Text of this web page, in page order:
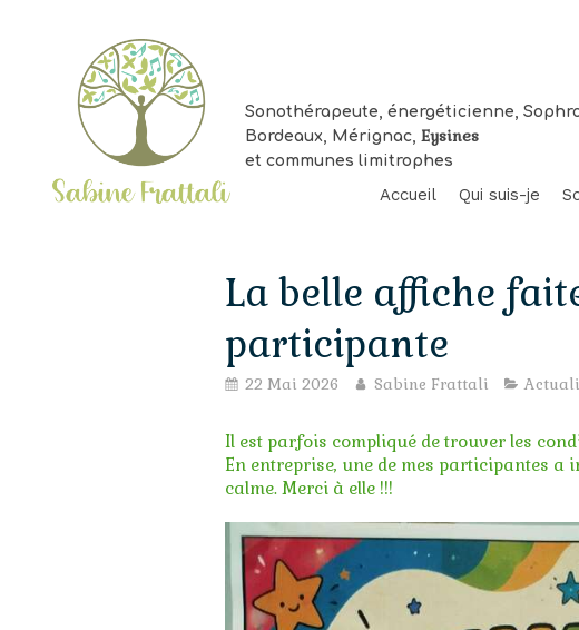
Sonothérapeute, énergéticienne,
Bordeaux, Mérignac, Eysines
et communes limitrophes
Accueil Qui suis-je
La belle affiche
participante
22 Mai 2026 Sabine Frattali
Il est parfois compliqué de trouver les
En entreprise, une de mes participantes a
calme. Merci à elle !!!
sonore de
juin à
Bordeaux
Actualité